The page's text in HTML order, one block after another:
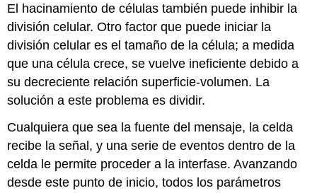
El hacinamiento de células también puede inhibir la
división celular. Otro factor que puede iniciar la
división celular es el tamaño de la célula; a medida
que una célula crece, se vuelve ineficiente debido a
su decreciente relación superficie-volumen. La
solución a este problema es dividir.
Cualquiera que sea la fuente del mensaje, la celda
recibe la señal, y una serie de eventos dentro de la
celda le permite proceder a la interfase. Avanzando
desde este punto de inicio, todos los parámetros